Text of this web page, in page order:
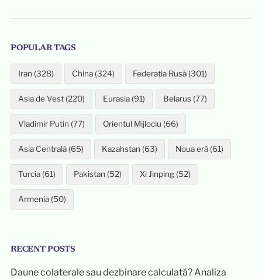
POPULAR TAGS
Iran (328) China (324) Federația Rusă (301)
Asia de Vest (220) Eurasia (91) Belarus (77)
Vladimir Putin (77) Orientul Mijlociu (66)
Asia Centrală (65) Kazahstan (63) Noua eră (61)
Turcia (61) Pakistan (52) Xi Jinping (52)
Armenia (50)
RECENT POSTS
Daune colaterale sau dezbinare calculată? Analiza